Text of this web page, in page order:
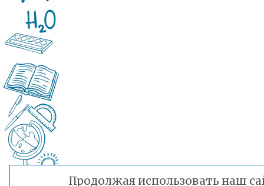
Продолжая использовать наш